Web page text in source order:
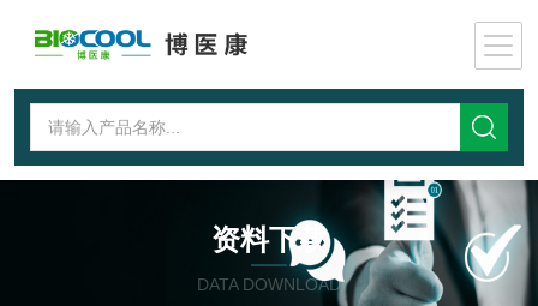
资料下载
DATA DOWNLOAD